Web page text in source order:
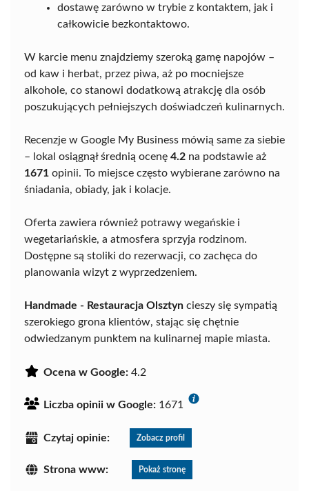
dostawę zarówno w trybie z kontaktem, jak i
całkowicie bezkontaktowo.
W karcie menu znajdziemy szeroką gamę napojów –
od kaw i herbat, przez piwa, aż po mocniejsze
alkohole, co stanowi dodatkową atrakcję dla osób
poszukujących pełniejszych doświadczeń kulinarnych.
Recenzje w Google My Business mówią same za siebie
– lokal osiągnął średnią ocenę 4.2 na podstawie aż
1671 opinii. To miejsce często wybierane zarówno na
śniadania, obiady, jak i kolacje.
Oferta zawiera również potrawy wegańskie i
wegetariańskie, a atmosfera sprzyja rodzinom.
Dostępne są stoliki do rezerwacji, co zachęca do
planowania wizyt z wyprzedzeniem.
Handmade - Restauracja Olsztyn cieszy się sympatią
szerokiego grona klientów, stając się chętnie
odwiedzanym punktem na kulinarnej mapie miasta.
Ocena w Google: 4.2
Liczba opinii w Google: 1671
Czytaj opinie: Zobacz profil
Strona www: Pokaż stronę